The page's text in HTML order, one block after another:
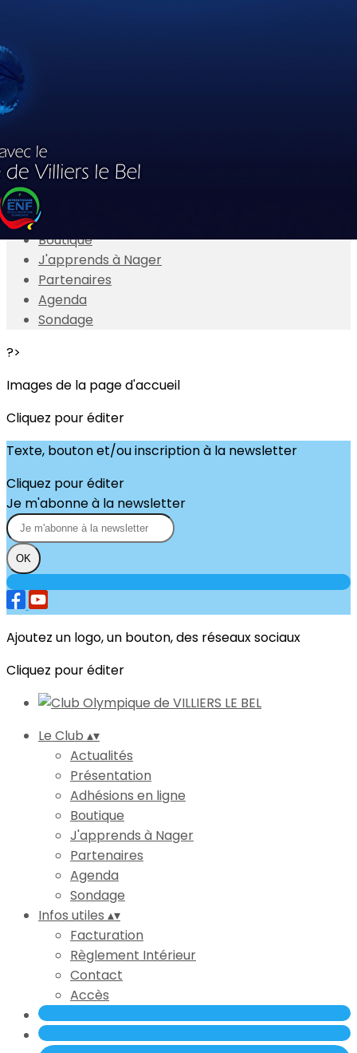
Menu
>
Actualités
Présentation
Adhésions en ligne
Boutique
J'apprends à Nager
Partenaires
Agenda
Sondage
?>
Images de la page d'accueil
Cliquez pour éditer
Texte, bouton et/ou inscription à la newsletter
Cliquez pour éditer
Je m'abonne à la newsletter
OK
Ajoutez un logo, un bouton, des réseaux sociaux
Cliquez pour éditer
Le Club ▴▾
Actualités
Présentation
Adhésions en ligne
Boutique
J'apprends à Nager
Partenaires
Agenda
Sondage
Infos utiles ▴▾
Facturation
Règlement Intérieur
Contact
Accès